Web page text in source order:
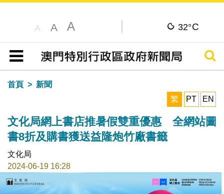
A A A 32°C
目錄
搜尋
首頁
新聞
繁
PT EN
文化局網上書店推暑假雙重優惠 全網站圖
書8折及購書獲送益隆炮竹廠書籤
文化局
2024-06-19 16:28